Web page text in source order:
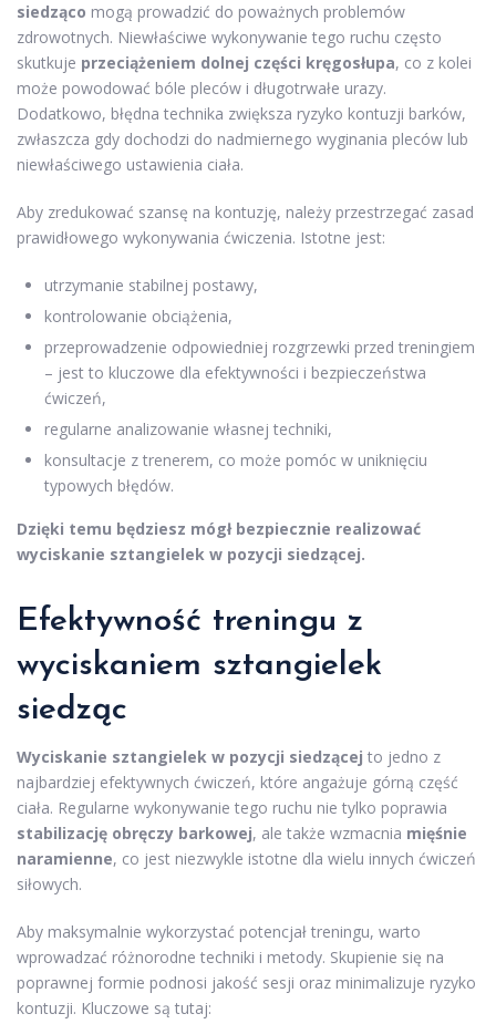
siedząco mogą prowadzić do poważnych problemów
zdrowotnych. Niewłaściwe wykonywanie tego ruchu często
skutkuje przeciążeniem dolnej części kręgosłupa, co z kolei
może powodować bóle pleców i długotrwałe urazy.
Dodatkowo, błędna technika zwiększa ryzyko kontuzji barków,
zwłaszcza gdy dochodzi do nadmiernego wyginania pleców lub
niewłaściwego ustawienia ciała.
Aby zredukować szansę na kontuzję, należy przestrzegać zasad
prawidłowego wykonywania ćwiczenia. Istotne jest:
utrzymanie stabilnej postawy,
kontrolowanie obciążenia,
przeprowadzenie odpowiedniej rozgrzewki przed treningiem
– jest to kluczowe dla efektywności i bezpieczeństwa
ćwiczeń,
regularne analizowanie własnej techniki,
konsultacje z trenerem, co może pomóc w uniknięciu
typowych błędów.
Dzięki temu będziesz mógł bezpiecznie realizować
wyciskanie sztangielek w pozycji siedzącej.
Efektywność treningu z
wyciskaniem sztangielek
siedząc
Wyciskanie sztangielek w pozycji siedzącej to jedno z
najbardziej efektywnych ćwiczeń, które angażuje górną część
ciała. Regularne wykonywanie tego ruchu nie tylko poprawia
stabilizację obręczy barkowej, ale także wzmacnia mięśnie
naramienne, co jest niezwykle istotne dla wielu innych ćwiczeń
siłowych.
Aby maksymalnie wykorzystać potencjał treningu, warto
wprowadzać różnorodne techniki i metody. Skupienie się na
poprawnej formie podnosi jakość sesji oraz minimalizuje ryzyko
kontuzji. Kluczowe są tutaj: